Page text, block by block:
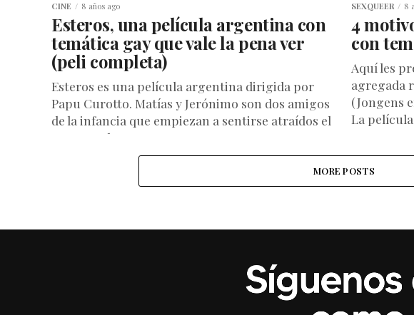
CINE 8 años ago
Esteros, una película argentina con
temática gay que vale la pena ver
(peli completa)
Esteros es una película argentina dirigida por
Papu Curotto. Matías y Jerónimo son dos amigos
de la infancia que empiezan a sentirse atraídos el
uno por el...
SEXQUEER 8
4
con
Aquí les
agregada
(Jongens
La
MORE POSTS